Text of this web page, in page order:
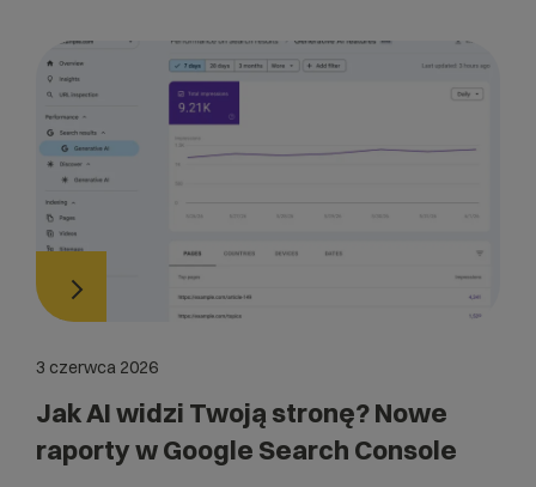
3 czerwca 2026
Jak AI widzi Twoją stronę? Nowe
raporty w Google Search Console